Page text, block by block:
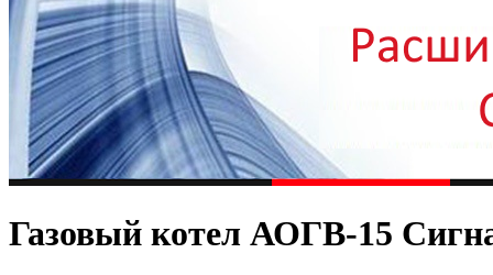
Газовый котел АОГВ-15